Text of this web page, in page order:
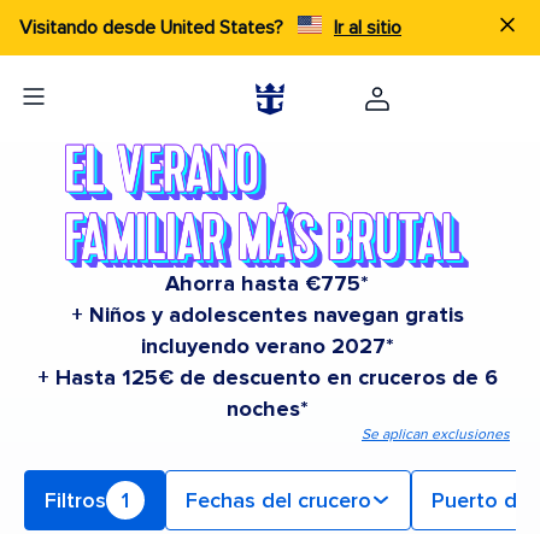
Visitando desde United States? Ir al sitio
Ahorra hasta €775*
+ Niños y adolescentes navegan gratis
incluyendo verano 2027*
+ Hasta 125€ de descuento en cruceros de 6
noches*
Se aplican exclusiones
Filtros 1 Fechas del crucero Puerto de